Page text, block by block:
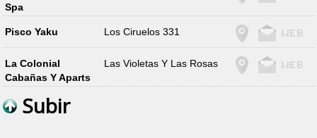
Spa
Pisco Yaku Los Ciruelos 331
La Colonial
Cabañas Y Aparts
Las Violetas Y Las Rosas
Subir